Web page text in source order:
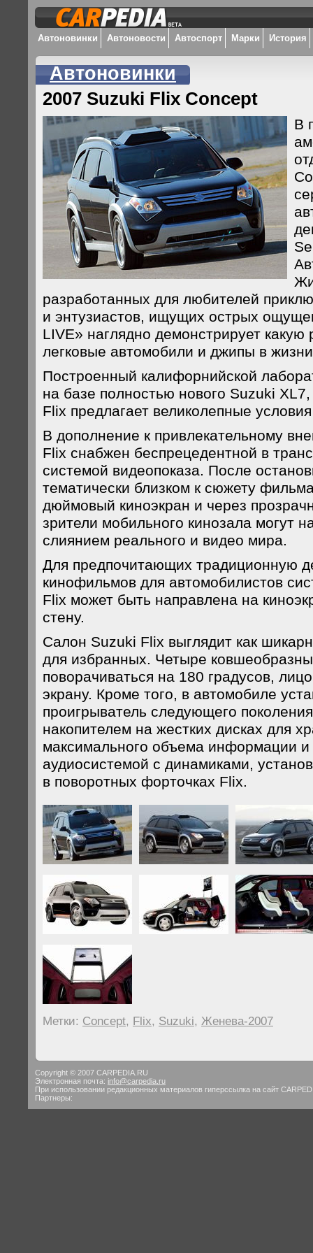
Автоновинки Автоновости Автоспорт Марки История
Автоновинки
2007 Suzuki Flix Concept
В
разработанных для любителей
и энтузиастов, ищущих острых
LIVE» наглядно демонстрирует какую
легковые автомобили и джипы в
Построенный калифорнийской
на базе полностью нового Suzuki
Flix предлагает великолепные
В дополнение к привлекательному
Flix снабжен беспрецедентной в
системой видеопоказа. После
тематически близком к сюжету
дюймовый киноэкран и через
зрители мобильного кинозала могут
слиянием реального и видео мира.
Для предпочитающих традиционную
кинофильмов для автомобилистов
Flix может быть направлена на
стену.
Салон Suzuki Flix выглядит как
для избранных. Четыре
поворачиваться на 180 градусов,
экрану. Кроме того, в автомобиле
проигрыватель следующего
накопителем на жестких дисках для
максимального объема информации
аудиосистемой с динамиками,
в поворотных форточках Flix.
Метки: Concept, Flix, Suzuki, Женева-2007
Copyright © 2007 CARPEDIA.RU
Электронная почта: info@carpedia.ru
При использовании редакционных материалов гиперссылка на сайт
Партнеры: